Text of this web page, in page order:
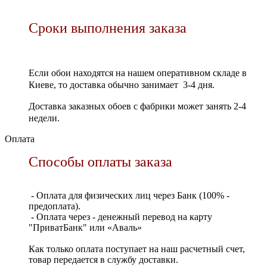
Сроки выполнения заказа
Если обои находятся на нашем оперативном складе в
Киеве, то доставка обычно занимает 3-4 дня.
Доставка заказных обоев с фабрики может занять 2-4
недели.
Оплата
Способы оплаты заказа
- Оплата для физических лиц через Банк (100% -
предоплата).
- Оплата через - денежный перевод на карту
"ПриватБанк" или «Аваль»
Как только оплата поступает на наш расчетный счет,
товар передается в службу доставки.